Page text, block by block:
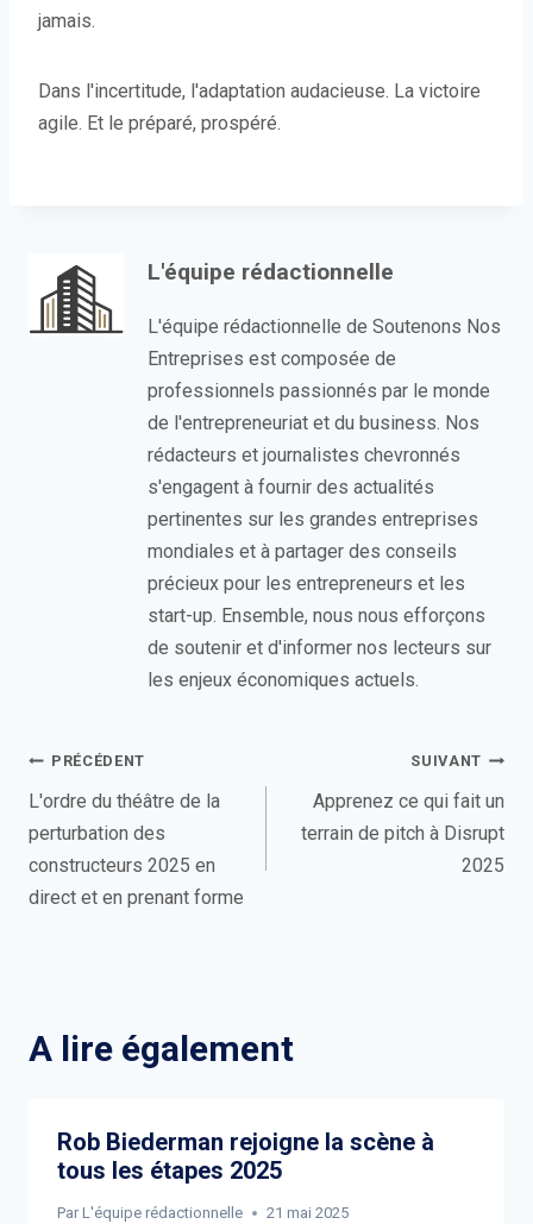
jamais.
Dans l'incertitude, l'adaptation audacieuse. La victoire
agile. Et le préparé, prospéré.
L'équipe rédactionnelle
L'équipe rédactionnelle de Soutenons Nos
Entreprises est composée de
professionnels passionnés par le monde
de l'entrepreneuriat et du business. Nos
rédacteurs et journalistes chevronnés
s'engagent à fournir des actualités
pertinentes sur les grandes entreprises
mondiales et à partager des conseils
précieux pour les entrepreneurs et les
start-up. Ensemble, nous nous efforçons
de soutenir et d'informer nos lecteurs sur
les enjeux économiques actuels.
Navigation
de
l’article
PRÉCÉDENT
L'ordre du théâtre de la
perturbation des
constructeurs 2025 en
direct et en prenant forme
SUIVANT
Apprenez ce qui fait un
terrain de pitch à Disrupt
2025
A lire également
Rob Biederman rejoigne la scène à
tous les étapes 2025
Par L'équipe rédactionnelle 21 mai 2025